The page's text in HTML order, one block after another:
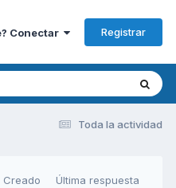
Conectar Registrar
Toda la actividad
Creado Última respuesta